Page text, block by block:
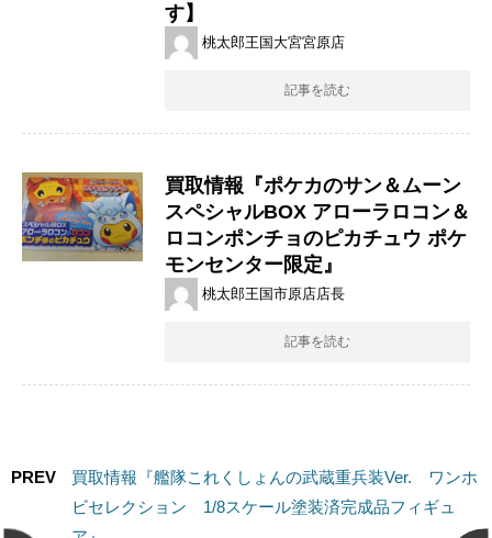
す】
桃太郎王国大宮宮原店
記事を読む
買取情報『ポケカの​サン＆ムーン ​
スペシャルBOX ​アローラロコン＆
ロコンポンチョのピカチュウ ​ポケ
モンセンター限定』
桃太郎王国市原店店長
記事を読む
PREV
買取情報『艦隊これくしょんの武蔵重兵装Ver. ワンホ
ビセレクション 1/8スケール塗装済完成品フィギュ